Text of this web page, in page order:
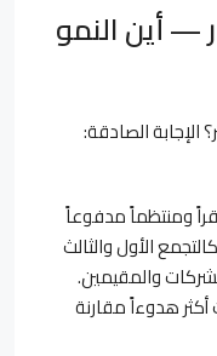
— أين النمو
الإجابة الصادقة:
ومنتظماً مدفوعاً
الأول والثالث
والمقيمين.
أكثر هدوءاً مقارنة